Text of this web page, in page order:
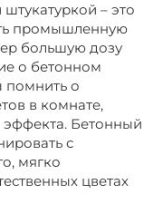
– это
промышленную
большую дозу
о бетонном
помнить о
в комнате,
Бетонный
с
мягко
цветах